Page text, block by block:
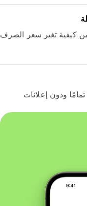
تغير سعر الصرف
ودون إعلانات